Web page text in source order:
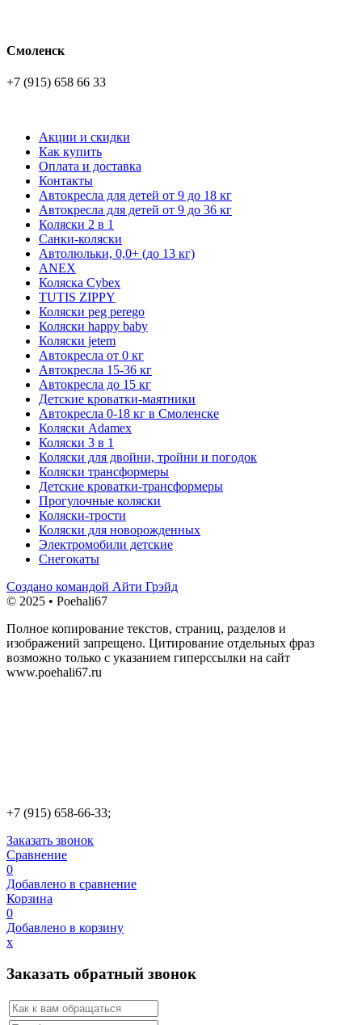
Смоленск
+7 (915) 658 66 33
Акции и скидки
Как купить
Оплата и доставка
Контакты
Автокресла для детей от 9 до 18 кг
Автокресла для детей от 9 до 36 кг
Коляски 2 в 1
Санки-коляски
Автолюльки, 0,0+ (до 13 кг)
ANEX
Коляска Cybex
TUTIS ZIPPY
Коляски peg perego
Коляски happy baby
Коляски jetem
Автокресла от 0 кг
Автокресла 15-36 кг
Автокресла до 15 кг
Детские кроватки-маятники
Автокресла 0-18 кг в Смоленске
Коляски Adamex
Коляски 3 в 1
Коляски для двойни, тройни и погодок
Коляски трансформеры
Детские кроватки-трансформеры
Прогулочные коляски
Коляски-трости
Коляски для новорожденных
Электромобили детские
Снегокаты
Создано командой Айти Грэйд
© 2025 • Poehali67
Полное копирование текстов, страниц, разделов и
изображений запрещено. Цитирование отдельных фраз
возможно только с указанием гиперссылки на сайт
www.poehali67.ru
+7 (915) 658-66-33;
Заказать звонок
Сравнение
0
Добавлено в сравнение
Корзина
0
Добавлено в корзину
х
Заказать обратный звонок